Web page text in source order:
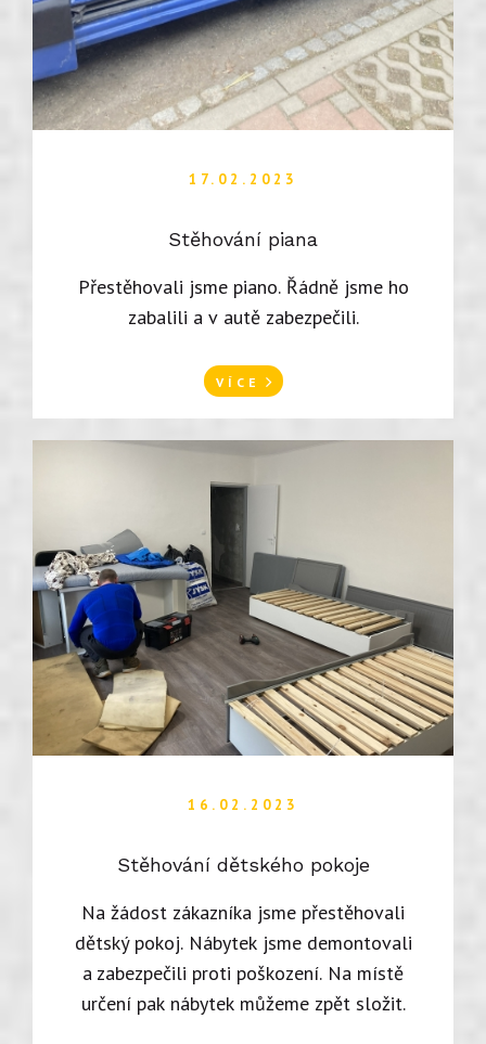
17.02.2023
Stěhování piana
Přestěhovali jsme piano. Řádně jsme ho
zabalili a v autě zabezpečili.
VÍCE
16.02.2023
Stěhování dětského pokoje
Na žádost zákazníka jsme přestěhovali
dětský pokoj. Nábytek jsme demontovali
a zabezpečili proti poškození. Na místě
určení pak nábytek můžeme zpět složit.